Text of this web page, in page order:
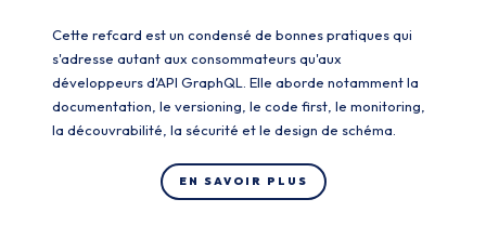
Cette refcard est un condensé de bonnes pratiques qui
s'adresse autant aux consommateurs qu'aux
développeurs d'API GraphQL. Elle aborde notamment la
documentation, le versioning, le code first, le monitoring,
la découvrabilité, la sécurité et le design de schéma.
EN SAVOIR PLUS